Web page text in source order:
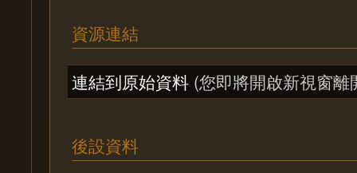
資源連結
連結到原始資料 (您即將開啟新視窗離
後設資料